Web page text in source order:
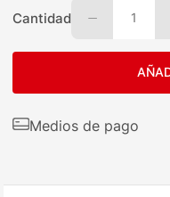
Cantidad 1
Medios de pago